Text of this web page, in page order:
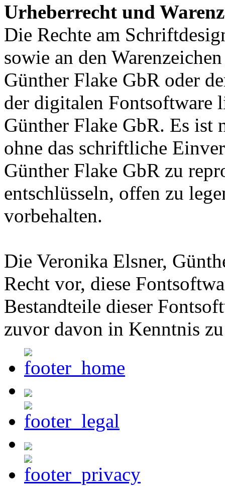
Urheberrecht und
Die Rechte am
sowie an den
Günther Flake GbR oder
der digitalen Fontsoftware
Günther Flake GbR. Es ist
ohne das schriftliche
Günther Flake GbR zu
entschlüsseln, offen zu
vorbehalten.
Die Veronika Elsner,
Recht vor, diese
Bestandteile dieser
zuvor davon in Kenntnis zu